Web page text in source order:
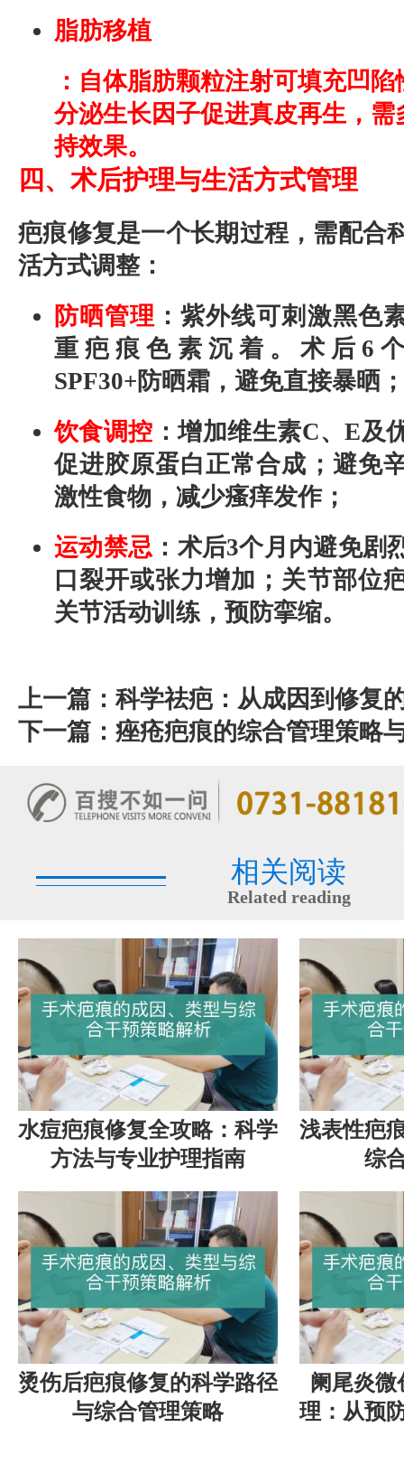
脂肪移植
：自体脂肪颗粒注射可填充凹
分泌生长因子促进真皮再生，需
持效果。
四、术后护理与生活方式管理
疤痕修复是一个长期过程，需配合
活方式调整：
防晒管理 ：紫外线可刺激黑色
重疤痕色素沉着。术后6
SPF30+防晒霜，避免直接暴晒；
饮食调控 ：增加维生素C、E及
促进胶原蛋白正常合成；避免
激性食物，减少瘙痒发作；
运动禁忌 ：术后3个月内避免剧
口裂开或张力增加；关节部位
关节活动训练，预防挛缩。
上一篇： 科学祛疤：从成因到修复
下一篇： 痤疮疤痕的综合管理策略
相关阅读
Related reading
水痘疤痕修复全攻略：科学
方法与专业护理指南
浅表性疤
综
烫伤后疤痕修复的科学路径
与综合管理策略
阑尾炎
理：从预